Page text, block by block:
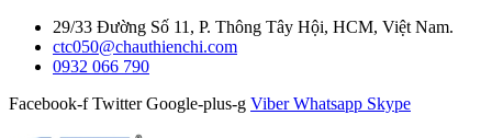
29/33 Đường Số 11, P. Thông Tây Hội, HCM, Việt Nam.
ctc050@chauthienchi.com
0932 066 790
Facebook-f Twitter Google-plus-g Viber Whatsapp Skype